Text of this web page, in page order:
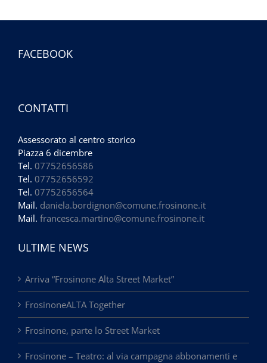
FACEBOOK
CONTATTI
Assessorato al centro storico
Piazza 6 dicembre
Tel. 07752656586
Tel. 07752656592
Tel. 07752656564
Mail. daniela.bordignon@comune.frosinone.it
Mail. francesca.martino@comune.frosinone.it
ULTIME NEWS
Arriva “Frosinone Alta Street Market”
FrosinoneALTA Together
Frosinone, parte lo Street Market
Frosinone – Teatro: al via campagna abbonamenti e